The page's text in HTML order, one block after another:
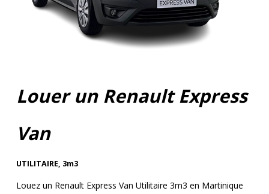
Louer un Renault Express
Van
UTILITAIRE, 3m3
Louez un Renault Express Van Utilitaire 3m3 en Martinique